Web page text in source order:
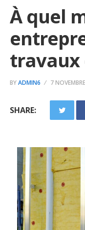
À quel
travaux
BYADMIN6 7
SHARE: